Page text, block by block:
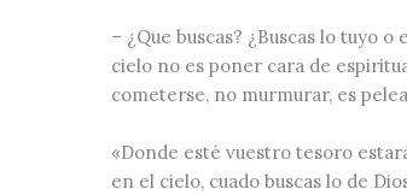
– ¿Que buscas? ¿Buscas lo tuyo
cielo no es poner cara de
cometerse, no murmurar, es
«Donde esté vuestro tesoro
en el cielo, cuado buscas lo de